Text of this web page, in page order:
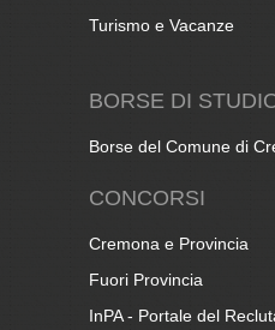
Turismo e Vacanze
BORSE DI
Borse del Comune di
CONCORSI
Cremona e Provincia
Fuori Provincia
InPA - Portale del